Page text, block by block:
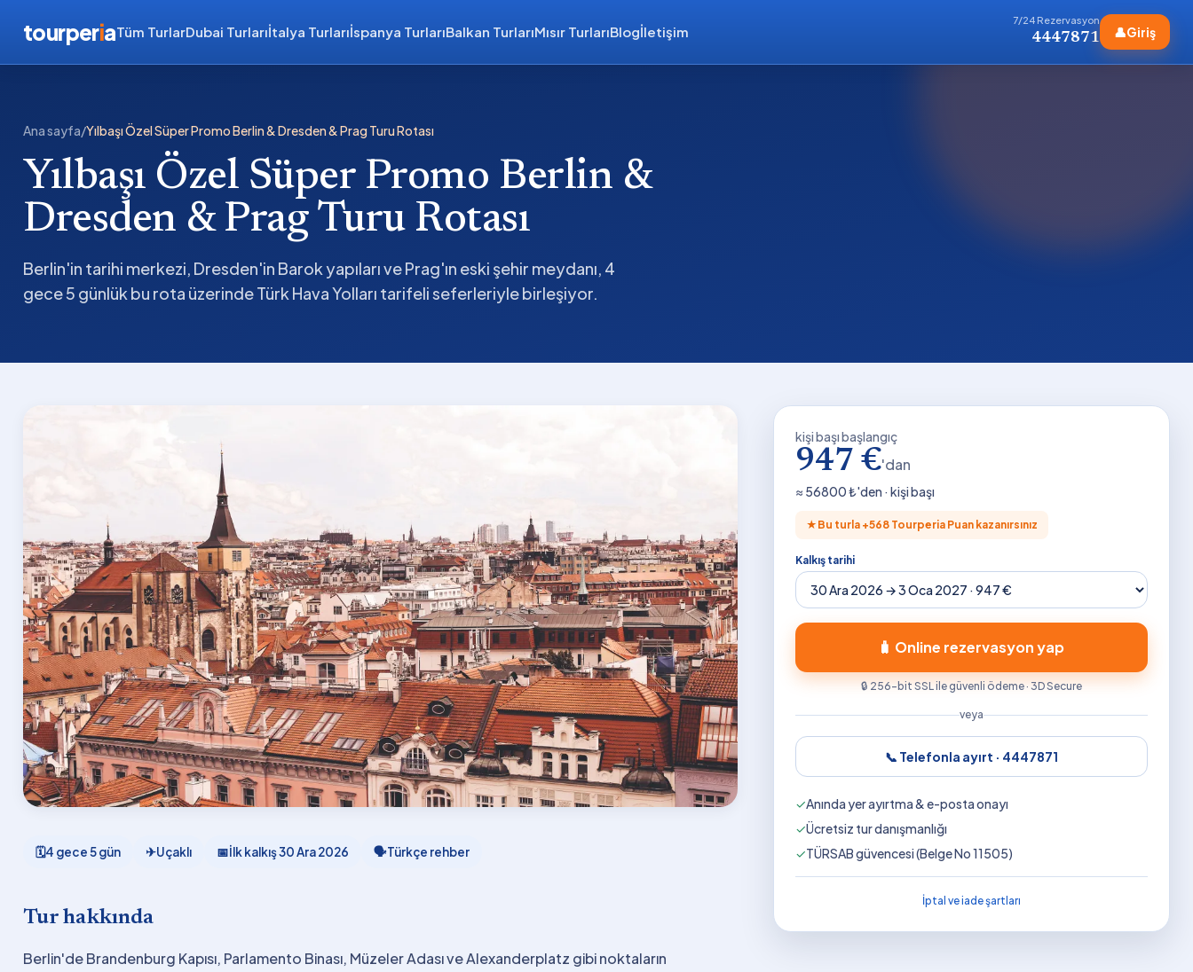
tourperiaTüm TurlarDubai Turlarıİtalya Turlarıİspanya TurlarıBalkan TurlarıMısır TurlarıBlogİletişim
7/24 Rezervasyon
4447871 👤Giriş
Ana sayfa/Yılbaşı Özel Süper Promo Berlin & Dresden & Prag Turu Rotası
Yılbaşı Özel Süper Promo Berlin &
Dresden & Prag Turu Rotası
Berlin'in tarihi merkezi, Dresden'in Barok yapıları ve Prag'ın eski şehir meydanı, 4
gece 5 günlük bu rota üzerinde Türk Hava Yolları tarifeli seferleriyle birleşiyor.
🗓4 gece 5 gün ✈Uçaklı 📅İlk kalkış30 Ara 2026 🗣Türkçe rehber
Tur hakkında
Berlin'de Brandenburg Kapısı, Parlamento Binası, Müzeler Adası ve Alexanderplatz gibi noktaların
kişi başı başlangıç
947 €'dan
≈ 56800₺'den · kişi başı
★ Bu turla +568Tourperia Puan kazanırsınız
Kalkış tarihi
🧳 Online rezervasyon yap
🔒 256-bit SSL ile güvenli ödeme · 3D Secure
veya
📞 Telefonla ayırt · 4447871
✓Anında yer ayırtma & e-posta onayı
✓Ücretsiz tur danışmanlığı
✓TÜRSAB güvencesi (Belge No 11505)
İptal ve iade şartları